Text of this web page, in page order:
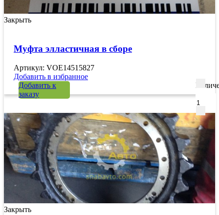
Закрыть
Муфта элластичная в сборе
Артикул: VOE14515827
Добавить в избранное
Добавить к
заказу
Закрыть